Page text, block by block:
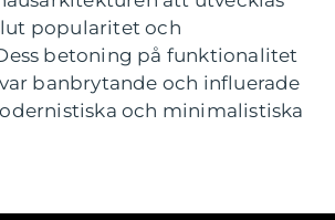
popularitet och
betoning på funktionalitet
banbrytande och influerade
och minimalistiska